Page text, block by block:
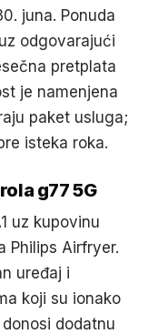
juna. Ponuda
odgovarajući
pretplata
je namenjena
paket usluga;
isteka roka.
g77 5G
uz kupovinu
Philips Airfryer.
uređaj i
koji su ionako
dodatnu